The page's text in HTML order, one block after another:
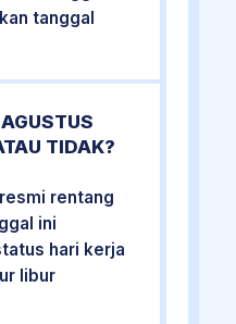
tanggal
TIDAK?
rentang
ini
hari kerja
libur